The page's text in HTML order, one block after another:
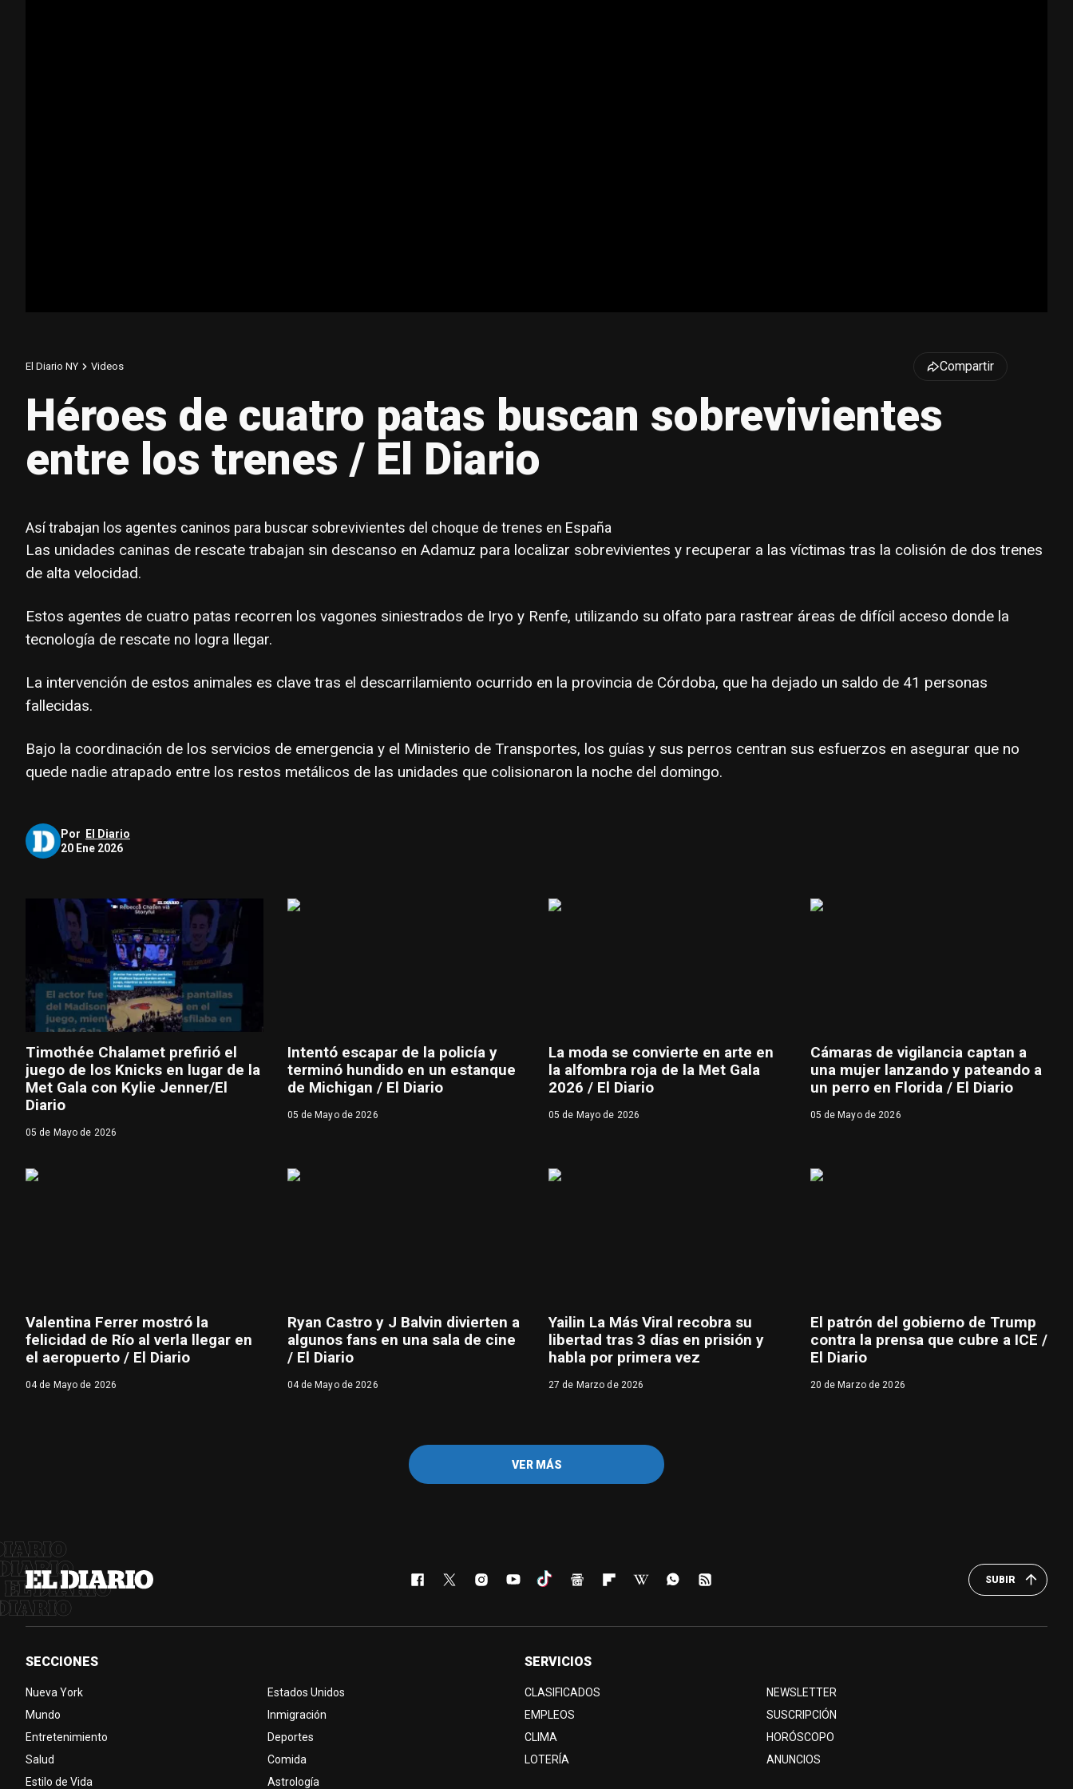
El Diario NY Videos Compartir
Héroes de cuatro patas buscan sobrevivientes
entre los trenes / El Diario
Así trabajan los agentes caninos para buscar sobrevivientes del choque de trenes en España
Las unidades caninas de rescate trabajan sin descanso en Adamuz para localizar sobrevivientes y recuperar a las víctimas tras la colisión de dos trenes
de alta velocidad.
Estos agentes de cuatro patas recorren los vagones siniestrados de Iryo y Renfe, utilizando su olfato para rastrear áreas de difícil acceso donde la
tecnología de rescate no logra llegar.
La intervención de estos animales es clave tras el descarrilamiento ocurrido en la provincia de Córdoba, que ha dejado un saldo de 41 personas
fallecidas.
Bajo la coordinación de los servicios de emergencia y el Ministerio de Transportes, los guías y sus perros centran sus esfuerzos en asegurar que no
quede nadie atrapado entre los restos metálicos de las unidades que colisionaron la noche del domingo.
Por El Diario
20 Ene 2026
Timothée Chalamet prefirió el
juego de los Knicks en lugar de la
Met Gala con Kylie Jenner/El
Diario
05 de Mayo de 2026
Intentó escapar de la policía y
terminó hundido en un estanque
de Michigan / El Diario
05 de Mayo de 2026
La moda se convierte en arte en
la alfombra roja de la Met Gala
2026 / El Diario
05 de Mayo de 2026
Cámaras de vigilancia captan a
una mujer lanzando y pateando a
un perro en Florida / El Diario
05 de Mayo de 2026
Valentina Ferrer mostró la
felicidad de Río al verla llegar en
el aeropuerto / El Diario
04 de Mayo de 2026
Ryan Castro y J Balvin divierten a
algunos fans en una sala de cine
/ El Diario
04 de Mayo de 2026
Yailin La Más Viral recobra su
libertad tras 3 días en prisión y
habla por primera vez
27 de Marzo de 2026
El patrón del gobierno de Trump
contra la prensa que cubre a ICE /
El Diario
20 de Marzo de 2026
VER MÁS
SUBIR
SECCIONES
Nueva York
Estados Unidos
Mundo
Inmigración
Entretenimiento
Deportes
Salud
Comida
Estilo de Vida
Astrología
SERVICIOS
CLASIFICADOS
NEWSLETTER
EMPLEOS
SUSCRIPCIÓN
CLIMA
HORÓSCOPO
LOTERÍA
ANUNCIOS